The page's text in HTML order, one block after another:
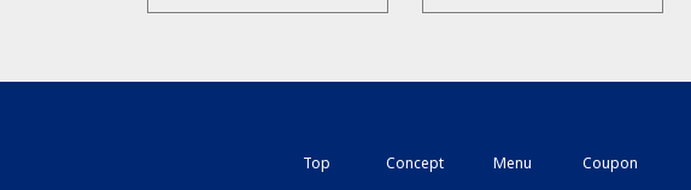
Top Concept Menu Coupon